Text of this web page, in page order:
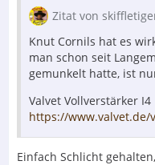
Zitat von
Knut Cornils hat es
man schon seit
gemunkelt hatte, ist
Valvet Vollverstärker I4
https://www.valvet.de/
Einfach Schlicht